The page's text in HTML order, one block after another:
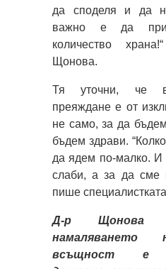
да споделя и да
важно е да
количество
Щонова.
Тя уточни, че
преяждане е от
не само, за да
бъдем здрави.
да ядем по-малко.
слаби, а за да сме
пише
Д-р Щонова
намаляването
всъщност е